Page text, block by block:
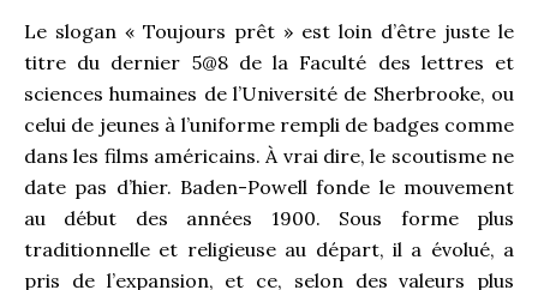
Le slogan « Toujours prêt » est loin d’être juste le
titre du dernier 5@8 de la Faculté des lettres et
sciences humaines de l’Université de Sherbrooke, ou
celui de jeunes à l’uniforme rempli de badges comme
dans les films américains. À vrai dire, le scoutisme ne
date pas d’hier. Baden-Powell fonde le mouvement
au début des années 1900. Sous forme plus
traditionnelle et religieuse au départ, il a évolué, a
pris de l’expansion, et ce, selon des valeurs plus